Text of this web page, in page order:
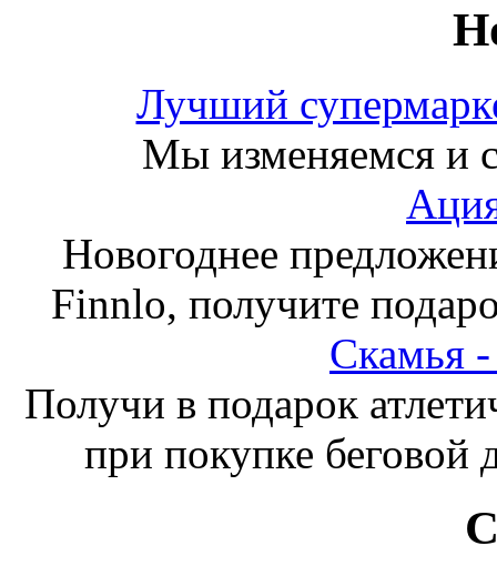
Лучший
Мы изменяемся и
Новогоднее
Finnlo, получите
Получи в подарок
при покупке беговой